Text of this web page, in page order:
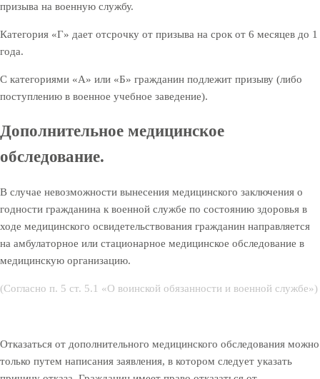
призыва на военную службу.
Категория «Г» дает отсрочку от призыва на срок от 6 месяцев до 1
года.
С категориями «А» или «Б» гражданин подлежит призыву (либо
поступлению в военное учебное заведение).
Дополнительное медицинское
обследование.
В случае невозможности вынесения медицинского заключения о
годности гражданина к военной службе по состоянию здоровья в
ходе медицинского освидетельствования гражданин направляется
на амбулаторное или стационарное медицинское обследование в
медицинскую организацию.
(Согласно п. 5 ст. 5.1 «О воинской обязанности и военной службе»)
Отказаться от дополнительного медицинского обследования можно
только путем написания заявления, в котором следует указать